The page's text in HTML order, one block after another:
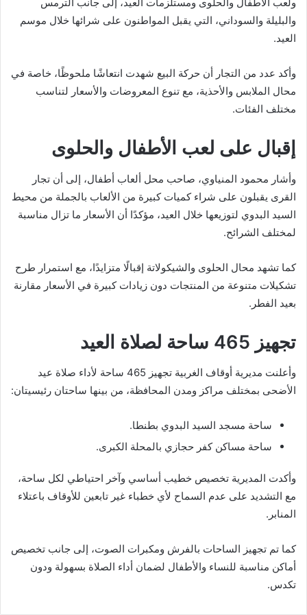
ولعب الأطفال والحلوى ومستلزمات العيد، إلى جانب الترمس
والبليلة والسوداني، التي يقبل المواطنون على شرائها خلال موسم
العيد.
وأكد عدد من التجار أن حركة البيع شهدت انتعاشًا ملحوظًا، خاصة في
محال الملابس والأحذية، مع تنوع المعروضات والأسعار لتناسب
مختلف الفئات.
إقبال على لعب الأطفال والحلوى
وأشار محمود المنياوي، صاحب محل ألعاب أطفال، إلى أن تجار
القرى يقبلون على شراء كميات كبيرة من الألعاب بالجملة من محيط
السيد البدوي لتوزيعها خلال العيد، مؤكدًا أن الأسعار ما تزال مناسبة
لمختلف الشرائح.
كما تشهد محال الحلوى والشيكولاتة إقبالًا متزايدًا، مع استمرار طرح
تشكيلات متنوعة من المنتجات دون زيادات كبيرة في الأسعار مقارنة
بعيد الفطر.
تجهيز 465 ساحة لصلاة العيد
وأعلنت مديرية أوقاف الغربية تجهيز 465 ساحة لأداء صلاة عيد
الأضحى بمختلف مراكز ومدن المحافظة، من بينها ساحتان رئيسيتان:
ساحة مسجد السيد البدوي بطنطا.
ساحة مساكن كفر حجازي بالمحلة الكبرى.
وأكدت المديرية تخصيص خطيب أساسي وآخر احتياطي لكل ساحة،
مع التشديد على عدم السماح لأي خطباء غير تابعين للأوقاف باعتلاء
المنابر.
كما تم تجهيز الساحات بالفرش ومكبرات الصوت، إلى جانب تخصيص
أماكن مناسبة للنساء والأطفال لضمان أداء الصلاة بسهولة ودون
تكدس.